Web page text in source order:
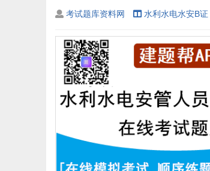
考试题库资料网 水利水电水安B证